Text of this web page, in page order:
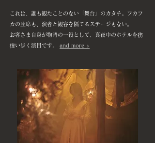
これは、誰も観たことのない「舞台」のカタチ。フカフ
カの座席も、演者と観客を隔てるステージもない。
お客さま自身が物語の一役として、真夜中のホテルを彷
徨い歩く演目です。 and more >